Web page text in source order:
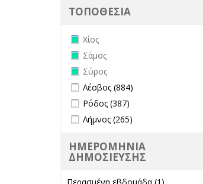
ΤΟΠΟΘΕΣΙΑ
Remove Χίος filter
Χίος
Remove Σάμος filter
Σάμος
Remove Σύρος filter
Σύρος
Apply Λέσβος filter
Λέσβος (884)
Apply Ρόδος filter
Ρόδος (387)
Apply Λήμνος filter
Λήμνος (265)
ΗΜΕΡΟΜΗΝΙΑ
ΔΗΜΟΣΙΕΥΣΗΣ